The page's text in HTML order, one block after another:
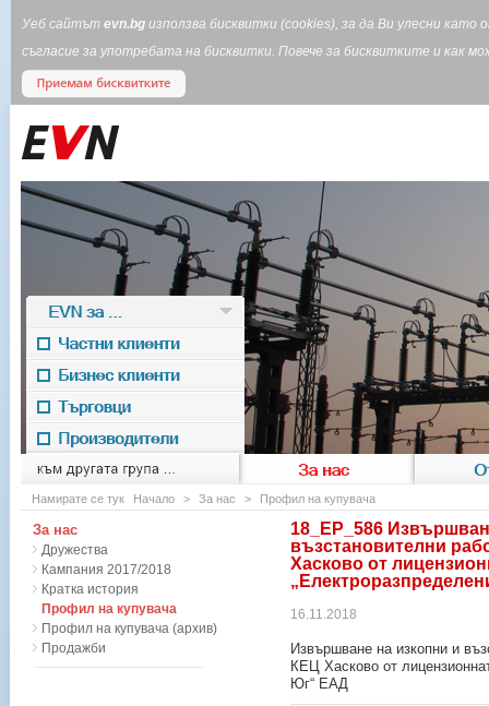
Уеб сайтът evn.bg използва бисквитки (cookies), за да Ви улесни
съгласие за употребата на бисквитки. Повече за бисквитките и
към другата група ... За нас
EVN for
EVN за ...
Частни клиенти
Бизнес клиенти
Търговци
Производители
Намирате се тук Начало > За нас > Профил на купувача
18_ЕР_586
възстановителни
Хасково от
16.11.2018
Извършване на изкопни и
КЕЦ Хасково от
Юг“ ЕАД
За нас
Дружества
Кампания 2017/2018
Кратка история
Профил на купувача
Профил на купувача (архив)
Продажби